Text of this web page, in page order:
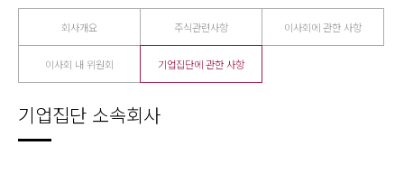
회사개요 주식관련사항 이사회에 관한 사항
이사회 내 위원회 기업집단에 관한 사항
기업집단 소속회사